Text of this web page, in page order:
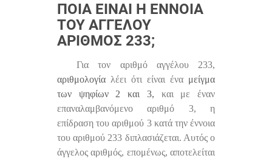
ΠΟΙΑ ΕΊΝΑΙ Η ΈΝΝΟΙΑ
ΤΟΥ ΑΓΓΈΛΟΥ
ΑΡΙΘΜΌΣ 233;
Για τον αριθμό αγγέλου 233,
αριθμολογία λέει ότι είναι ένα μείγμα
των ψηφίων 2 και 3, και με έναν
επαναλαμβανόμενο αριθμό 3, η
επίδραση του αριθμού 3 κατά την έννοια
του αριθμού 233 διπλασιάζεται. Αυτός ο
άγγελος αριθμός, επομένως, αποτελείται